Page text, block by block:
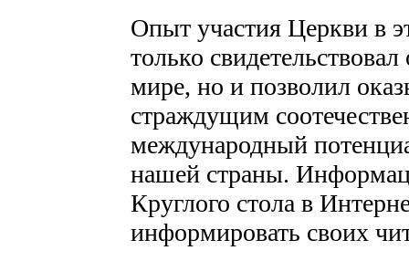
Опыт участия Церкви в
только
мире, но и позволил
страждущим
международный
нашей страны.
Круглого стола в
информировать своих